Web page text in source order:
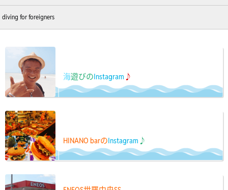
diving for foreigners
海遊びのInstagram ♪
HINANO barのInstagram ♪